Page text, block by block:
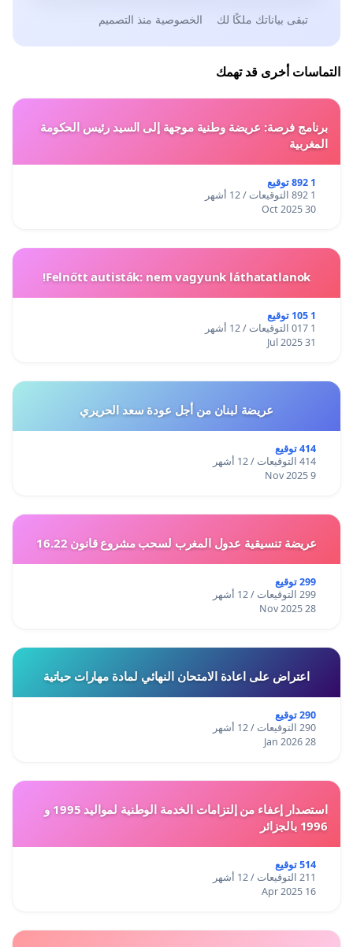
تبقى بياناتك ملكًا لك الخصوصية منذ التصميم
التماسات أخرى قد تهمك
برنامج فرصة: عريضة وطنية موجهة إلى السيد رئيس الحكومة
المغربية
1 892 توقيع
1 892 التوقيعات / 12 أشهر
30 Oct 2025
Felnőtt autisták: nem vagyunk láthatatlanok!
1 105 توقيع
1 017 التوقيعات / 12 أشهر
31 Jul 2025
عريضة لبنان من أجل عودة سعد الحريري
414 توقيع
414 التوقيعات / 12 أشهر
9 Nov 2025
عريضة تنسيقية عدول المغرب لسحب مشروع قانون 16.22
299 توقيع
299 التوقيعات / 12 أشهر
28 Nov 2025
اعتراض على اعادة الامتحان النهائي لمادة مهارات حياتية
290 توقيع
290 التوقيعات / 12 أشهر
28 Jan 2026
استصدار إعفاء من إلتزامات الخدمة الوطنية لمواليد 1995 و
1996 بالجزائر
514 توقيع
211 التوقيعات / 12 أشهر
16 Apr 2025